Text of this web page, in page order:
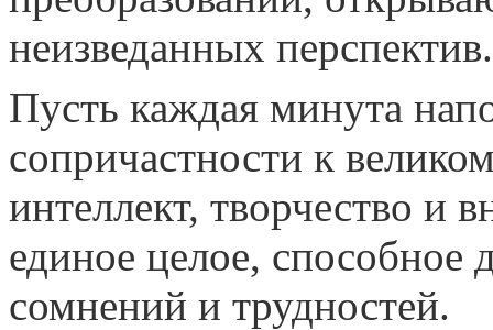
неизведанных перспектив.
Пусть каждая минута
сопричастности к
интеллект, творчество и
единое целое, способное
сомнений и трудностей.